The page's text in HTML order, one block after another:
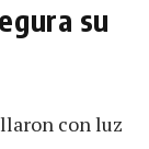
su
con luz